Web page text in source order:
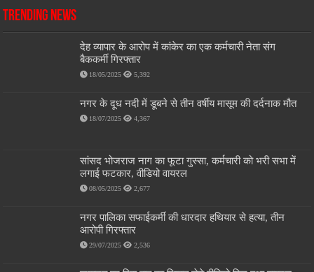
Trending News
देह व्यापार के आरोप में कांकेर का एक कर्मचारी नेता संग
बैककर्मी गिरफ्तार
18/05/2025 5,392
नगर के दूध नदी में डूबने से तीन वर्षीय मासूम की दर्दनाक मौत
18/07/2025 4,367
सांसद भोजराज नाग का फूटा गुस्सा, कर्मचारी को भरी सभा में
लगाई फटकार, वीडियो वायरल
08/05/2025 2,677
नगर पालिका सफाईकर्मी की धारदार हथियार से हत्या, तीन
आरोपी गिरफ्तार
29/07/2025 2,536